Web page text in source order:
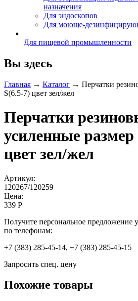
назначения
Для эндоскопов
Для моюще-
Для пищевой промышленности
Вы здесь
Главная → Каталог → Перчатки
S(6.5-7) цвет зел/жел
Перчатки
усиленные размер
цвет зел/жел
Артикул:
120267/120259
Цена:
339 Р
Получите персональное предложение
по телефонам:
+7 (383) 285-45-14, +7 (383) 285-45-15
Запросить спец. цену
Похожие товары